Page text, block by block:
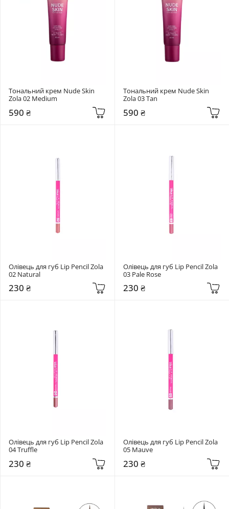
Тональний крем Nude Skin
Zola 02 Medium
590 ₴
Тональний крем Nude Skin
Zola 03 Tan
590 ₴
Олівець для губ Lip Pencil Zola
02 Natural
230 ₴
Олівець для губ Lip Pencil Zola
03 Pale Rose
230 ₴
Олівець для губ Lip Pencil Zola
04 Truffle
230 ₴
Олівець для губ Lip Pencil Zola
05 Mauve
230 ₴